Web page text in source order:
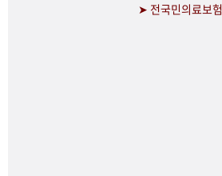
➤ 전국민의료보